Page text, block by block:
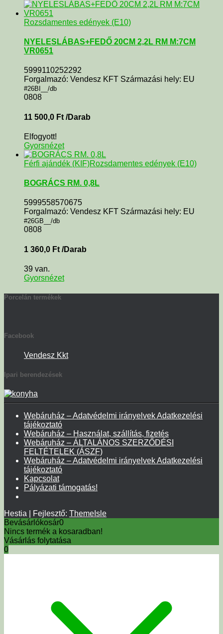
Rozsdamentes edények (E10)
NYELESLÁBAS+FEDŐ 20CM 2,2L RM M:7CM
VR0651
5999110252292
Forgalmazó: Vendesz KFT Származási hely: EU
#26BI__/db
0808
11 500,0 Ft /Darab
Elfogyott!
Gyorsnézet
Férfi ajándék (KIF)Rozsdamentes edények (E10)
BOGRÁCS RM. 0,8L
5999558570675
Forgalmazó: Vendesz KFT Származási hely: EU
#26GB__/db
0808
1 360,0 Ft /Darab
39 van.
Gyorsnézet
Porcelán termékek
Facebook
Vendesz Kkt
Ipari berendezések
Webáruház – Adatvédelmi irányelvek Adatkezelési
tájékoztató
Webáruház – Használat, szállítás, fizetés
Webáruház – ÁLTALÁNOS SZERZŐDÉSI
FELTÉTELEK (ÁSZF)
Webáruház – Adatvédelmi irányelvek Adatkezelési
tájékoztató
Kapcsolat
Pályázati támogatás!
Hestia | Fejlesztő: ThemeIsle
Bevásárlókosár0
Nincs termék a kosaradban!
Vásárlás folytatása
0